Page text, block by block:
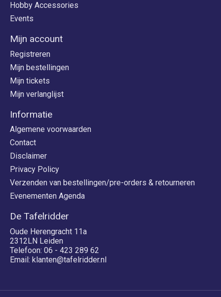
Hobby Accessories
Events
Mijn account
Registreren
Mijn bestellingen
Mijn tickets
Mijn verlanglijst
Informatie
Algemene voorwaarden
Contact
Disclaimer
Privacy Policy
Verzenden van bestellingen/pre-orders & retourneren
Evenementen Agenda
De Tafelridder
Oude Herengracht 11a
2312LN Leiden
Telefoon: 06 - 423 289 62
Email: klanten@tafelridder.nl